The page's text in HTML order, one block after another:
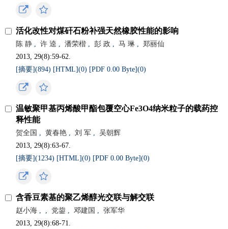
活化改性对煤矸石粉补强天然橡胶性能的影响
陈 静 , 许 逵 , 潘荣楷 , 彭 政 , 马 琳 ,
郑丽仙
2013, 29(8):59-62.
[摘要](894) [HTML](0) [PDF 0.00 Byte](0)
温敏聚甲基丙烯酸甲酯包覆空心Fe3O4纳米粒子的载药控
释性能
贺全国 , 黄春艳 , 刘 军 ,
吴朝辉
2013, 29(8):63-67.
[摘要](1234) [HTML](0) [PDF 0.00 Byte](0)
含香豆素基的聚乙烯醇光交联与解交联
赵小海 , , 党鋆 , 邓建国 ,
张军华
2013, 29(8):68-71.